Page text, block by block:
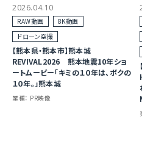
2026.04.10
RAW動画
8K動画
ドローン空撮
【熊本県・熊本市】熊本城
REVIVAL2026 熊本地震10年ショ
ートムービー「キミの１０年は、ボクの
１０年。」熊本城
業種： PR映像